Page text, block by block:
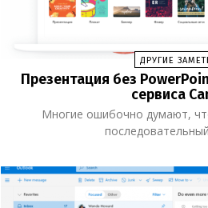
ДРУГИЕ
Презентация без
сервиса
Многие ошибочно думают,